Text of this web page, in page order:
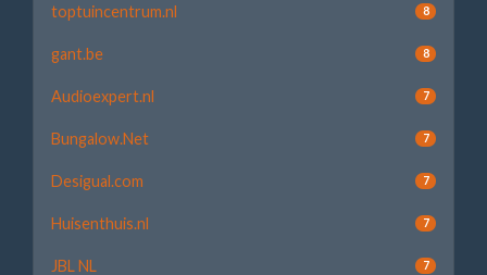
toptuincentrum.nl 8
gant.be 8
Audioexpert.nl 7
Bungalow.Net 7
Desigual.com 7
Huisenthuis.nl 7
JBL NL 7